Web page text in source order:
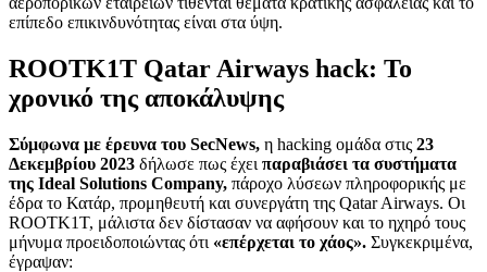
επίπεδο επικινδυνότητας είναι στα ύψη.
ROOTK1T Qatar Airways hack: Το
χρονικό της αποκάλυψης
Σύμφωνα με έρευνα του SecNews, η hacking ομάδα στις 23
Δεκεμβρίου 2023 δήλωσε πως έχει παραβιάσει τα συστήματα
της Ideal Solutions Company, πάροχο λύσεων πληροφορικής με
έδρα το Κατάρ, προμηθευτή και συνεργάτη της Qatar Airways. Οι
ROOTK1T, μάλιστα δεν δίστασαν να αφήσουν και το ηχηρό τους
μήνυμα προειδοποιώντας ότι «επέρχεται το χάος». Συγκεκριμένα,
έγραψαν: